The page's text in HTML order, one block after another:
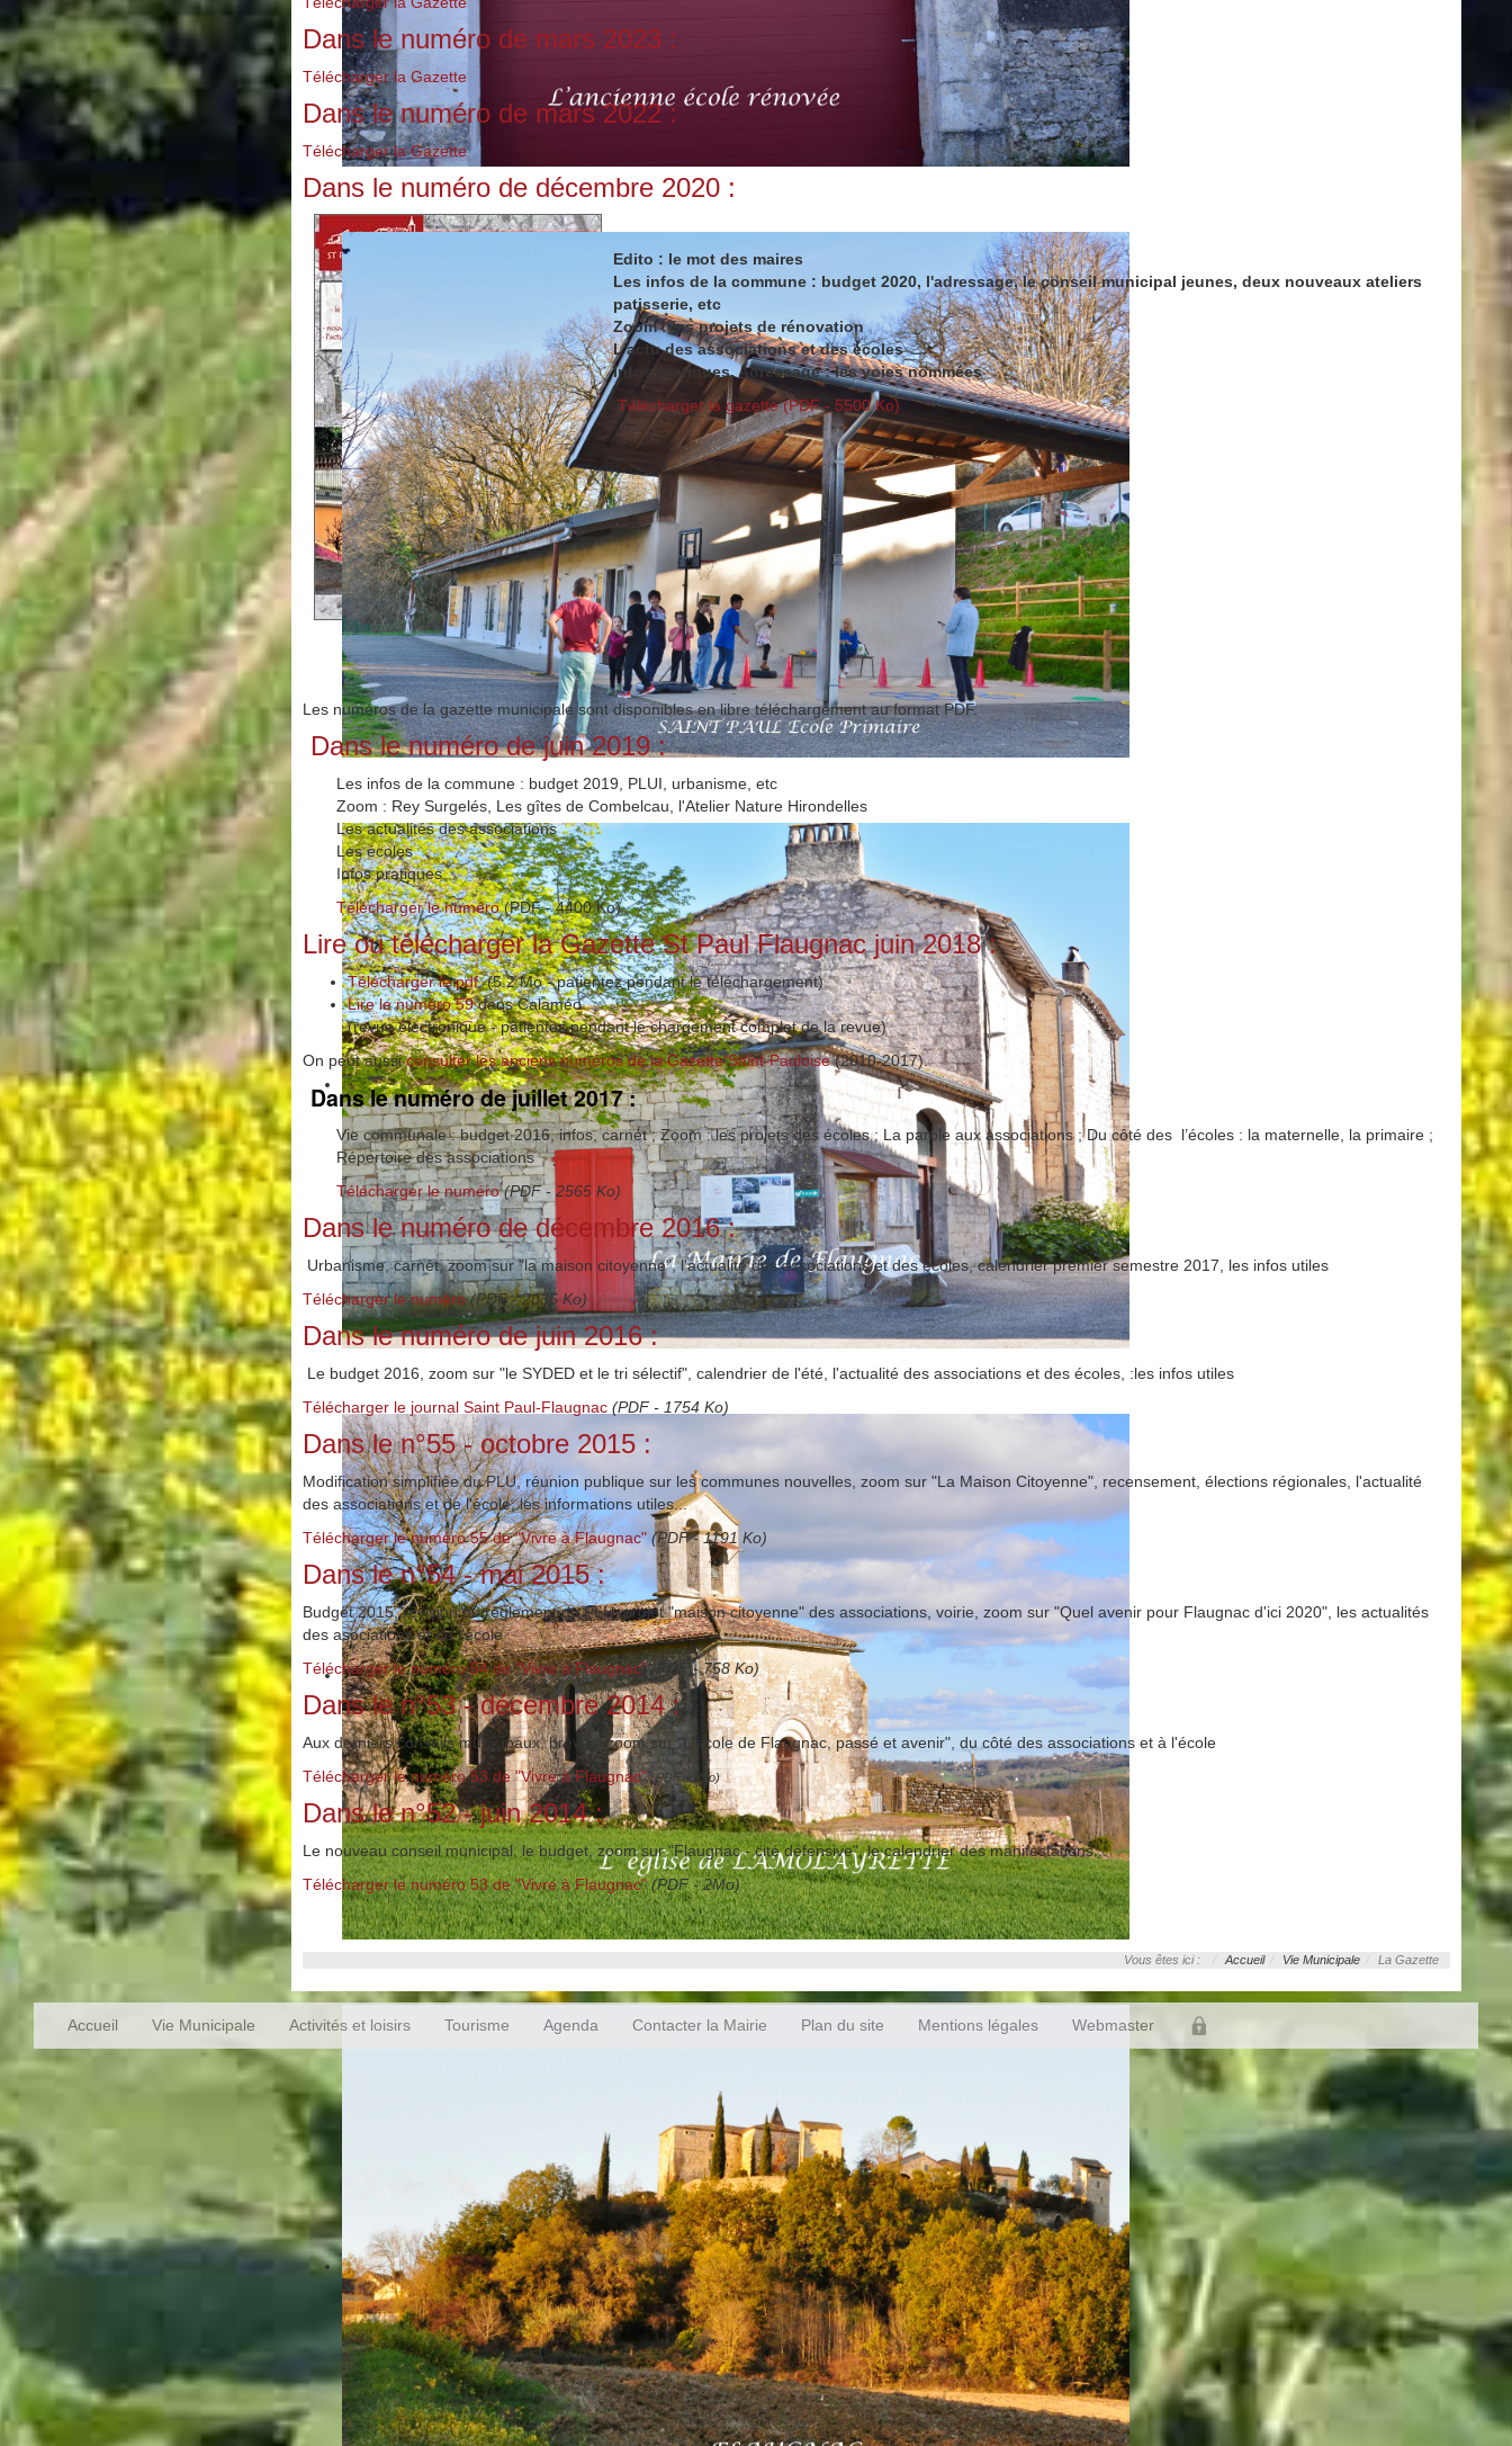
Dans le numéro de mars 2023 :
Télécharger la Gazette
Dans le numéro de mars 2022 :
Télécharger la Gazette
Dans le numéro de décembre 2020 :
Edito : le mot des maires
Les infos de la commune : budget 2020, l'adressage, le conseil municipal jeunes, deux nouveaux ateliers
patisserie, etc
Zoom : les projets de rénovation
L'actu des associations et des écoles
Infos pratiques, Adressage : les voies nommées
Télécharger la gazette (PDF - 5500 Ko)
Les numéros de la gazette municipale sont disponibles en libre téléchargement au format PDF.
Dans le numéro de juin 2019 :
Les infos de la commune : budget 2019, PLUI, urbanisme, etc
Zoom : Rey Surgelés, Les gîtes de Combelcau, l'Atelier Nature Hirondelles
Les actualités des associations
Les écoles
Infos pratiques
Télécharger le numéro(PDF - 4400 Ko)
Lire ou télécharger la Gazette St Paul Flaugnac juin 2018 :
Télécharger le pdf(5.2 Mo - patientez pendant le téléchargement)
Lire le numéro 59dans Calaméo
(revue électronique - patientez pendant le chargement complet de la revue)
On peut aussiconsulter les anciens numéros de la Gazette Saint-Pauloise(2010-2017).
Dans le numéro de juillet 2017 :
Vie communale : budget 2016, infos, carnet ; Zoom : les projets des écoles ; La parole aux associations ; Du côté des l’écoles : la maternelle, la primaire ;
Répertoire des associations
Télécharger le numéro (PDF - 2565 Ko)
Dans le numéro de décembre 2016 :
Urbanisme, carnet, zoom sur "la maison citoyenne", l'actualité des associations et des écoles, calendrier premier semestre 2017, les infos utiles
Télécharger le numéro (PDF - 2085 Ko)
Dans le numéro de juin 2016 :
Le budget 2016, zoom sur "le SYDED et le tri sélectif", calendrier de l'été, l'actualité des associations et des écoles, :les infos utiles
Télécharger le journal Saint Paul-Flaugnac (PDF - 1754 Ko)
Dans le n°55 - octobre 2015 :
Modification simplifiée du PLU, réunion publique sur les communes nouvelles, zoom sur "La Maison Citoyenne", recensement, élections régionales, l'actualité
des associations et de l'école, les informations utiles...
Télécharger le numéro 55 de "Vivre à Flaugnac" (PDF - 1191 Ko)
Dans le n°54 - mai 2015 :
Budget 2015, révision du règlement du PLU, projet "maison citoyenne" des associations, voirie, zoom sur "Quel avenir pour Flaugnac d'ici 2020", les actualités
des asociations et de l'école
Télécharger le numéro 54 de "Vivre à Flaugnac" (PDF - 758 Ko)
Dans le n°53 - décembre 2014 :
Aux derniers conseils municipaux, brèves, zoom sur "L'école de Flaugnac, passé et avenir", du côté des associations et à l'école
Télécharger le numéro 53 de "Vivre à Flaugnac" (PDF - 1Mo)
Dans le n°52 - juin 2014 :
Le nouveau conseil municipal, le budget, zoom sur "Flaugnac - cité défensive", le calendrier des manifestations...
Télécharger le numéro 53 de "Vivre à Flaugnac" (PDF - 2Mo)
Vous êtes ici : Accueil Vie Municipale La Gazette
Accueil Vie Municipale Activités et loisirs Tourisme Agenda Contacter la Mairie Plan du site Mentions légales Webmaster